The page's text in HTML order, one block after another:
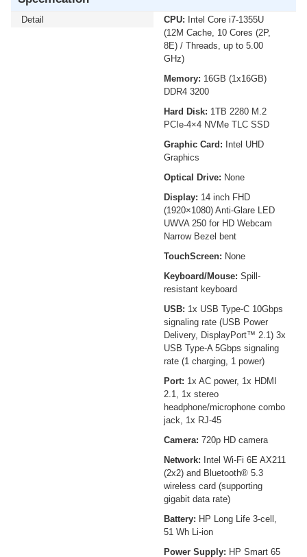
Detail CPU: Intel Core i7-1355U
(12M Cache, 10 Cores (2P,
8E) / Threads, up to 5.00
GHz)
Memory: 16GB (1x16GB)
DDR4 3200
Hard Disk: 1TB 2280 M.2
PCIe-4×4 NVMe TLC SSD
Graphic Card: Intel UHD
Graphics
Optical Drive: None
Display: 14 inch FHD
(1920×1080) Anti-Glare LED
UWVA 250 for HD Webcam
Narrow Bezel bent
TouchScreen: None
Keyboard/Mouse: Spill-
resistant keyboard
USB: 1x USB Type-C 10Gbps
signaling rate (USB Power
Delivery, DisplayPort™ 2.1) 3x
USB Type-A 5Gbps signaling
rate (1 charging, 1 power)
Port: 1x AC power, 1x HDMI
2.1, 1x stereo
headphone/microphone combo
jack, 1x RJ-45
Camera: 720p HD camera
Network: Intel Wi-Fi 6E AX211
(2x2) and Bluetooth® 5.3
wireless card (supporting
gigabit data rate)
Battery: HP Long Life 3-cell,
51 Wh Li-ion
Power Supply: HP Smart 65